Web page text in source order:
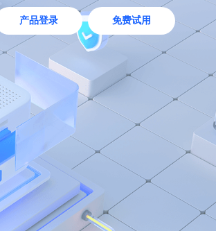
产品登录 免费试用